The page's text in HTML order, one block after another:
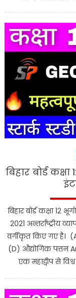
बिहार बोर्ड
बिहार बोर्ड कक्षा 12
2021 अन्तर्राष्ट्रीय
वर्गीकृत किए गए है।
(D) औद्योगिक पत्तन
एक महाद्वीप से